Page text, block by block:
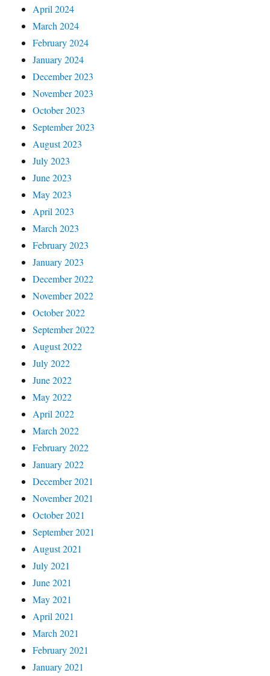
April 2024
March 2024
February 2024
January 2024
December 2023
November 2023
October 2023
September 2023
August 2023
July 2023
June 2023
May 2023
April 2023
March 2023
February 2023
January 2023
December 2022
November 2022
October 2022
September 2022
August 2022
July 2022
June 2022
May 2022
April 2022
March 2022
February 2022
January 2022
December 2021
November 2021
October 2021
September 2021
August 2021
July 2021
June 2021
May 2021
April 2021
March 2021
February 2021
January 2021